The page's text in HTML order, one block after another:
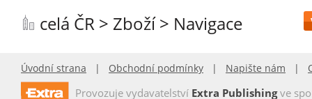
celá ČR > Zboží > Navigace
Úvodní strana | Obchodní podmínky | Napište nám |
Provozuje vydavatelství Extra Publishingve